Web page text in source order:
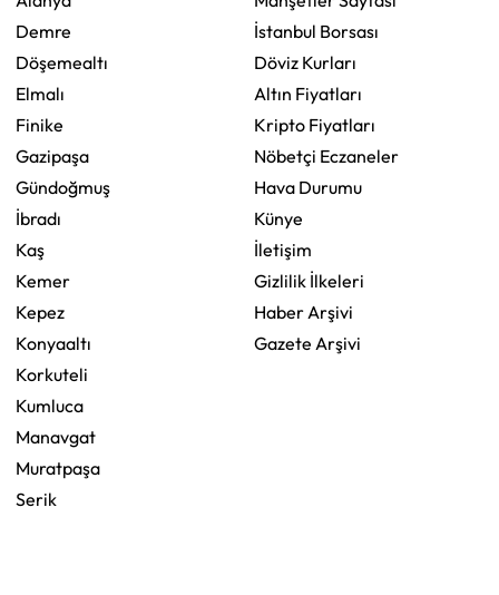
Demre
Döşemealtı
Elmalı
Finike
Gazipaşa
Gündoğmuş
İbradı
Kaş
Kemer
Kepez
Konyaaltı
Korkuteli
Kumluca
Manavgat
Muratpaşa
Serik
İstanbul Borsası
Döviz Kurları
Altın Fiyatları
Kripto Fiyatları
Nöbetçi Eczaneler
Hava Durumu
Künye
İletişim
Gizlilik İlkeleri
Haber Arşivi
Gazete Arşivi